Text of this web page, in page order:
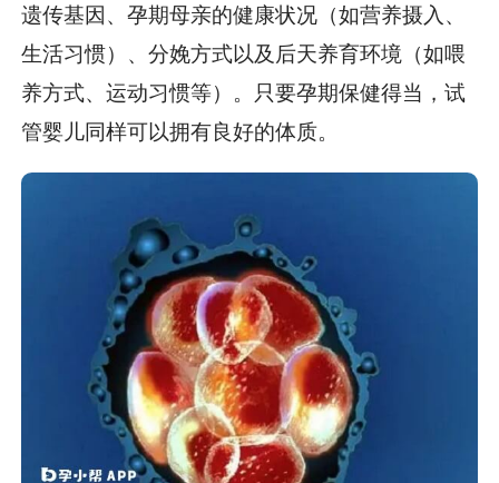
遗传基因、孕期母亲的健康状况（如营养摄入、
生活习惯）、分娩方式以及后天养育环境（如喂
养方式、运动习惯等）。只要孕期保健得当，试
管婴儿同样可以拥有良好的体质。